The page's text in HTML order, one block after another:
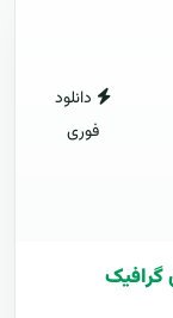
دانلود
فوری